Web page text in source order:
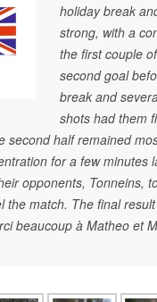
holiday break
strong, with a
the first couple
second goal
break and
shots had them
second half remained
for a few minutes
opponents, Tonneins,
the match. The final
beaucoup à Matheo et